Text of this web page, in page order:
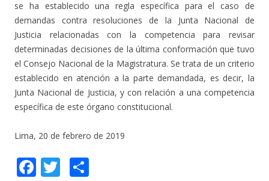
se ha establecido una regla específica para el caso de
demandas contra resoluciones de la Junta Nacional de
Justicia relacionadas con la competencia para revisar
determinadas decisiones de la última conformación que tuvo
el Consejo Nacional de la Magistratura. Se trata de un criterio
establecido en atención a la parte demandada, es decir, la
Junta Nacional de Justicia, y con relación a una competencia
específica de este órgano constitucional.
Lima, 20 de febrero de 2019
F T